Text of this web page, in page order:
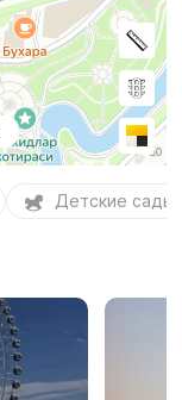
Детские сады